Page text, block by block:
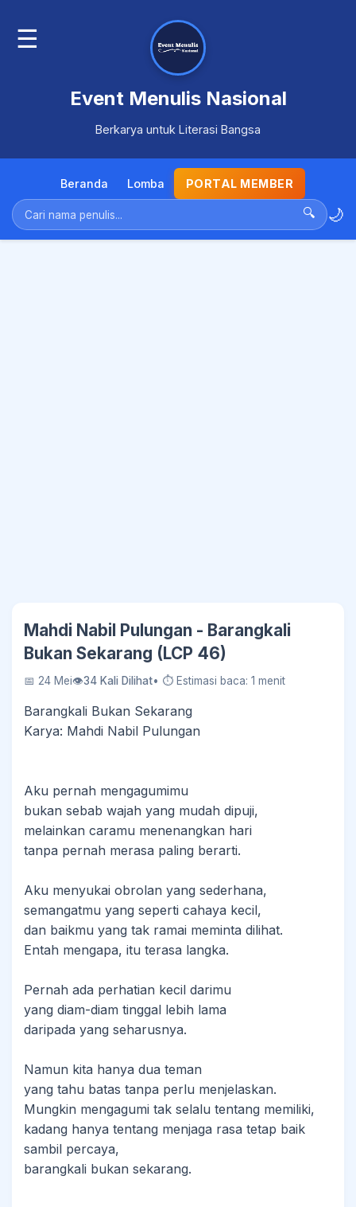
☰
Event Menulis Nasional
Berkarya untuk Literasi Bangsa
Beranda Lomba PORTAL MEMBER
🔍 🌙
Mahdi Nabil Pulungan - Barangkali
Bukan Sekarang (LCP 46)
📅 24 Mei👁34 Kali Dilihat• ⏱ Estimasi baca: 1 menit
Barangkali Bukan Sekarang
Karya: Mahdi Nabil Pulungan
Aku pernah mengagumimu
bukan sebab wajah yang mudah dipuji,
melainkan caramu menenangkan hari
tanpa pernah merasa paling berarti.
Aku menyukai obrolan yang sederhana,
semangatmu yang seperti cahaya kecil,
dan baikmu yang tak ramai meminta dilihat.
Entah mengapa, itu terasa langka.
Pernah ada perhatian kecil darimu
yang diam-diam tinggal lebih lama
daripada yang seharusnya.
Namun kita hanya dua teman
yang tahu batas tanpa perlu menjelaskan.
Mungkin mengagumi tak selalu tentang memiliki,
kadang hanya tentang menjaga rasa tetap baik
sambil percaya,
barangkali bukan sekarang.